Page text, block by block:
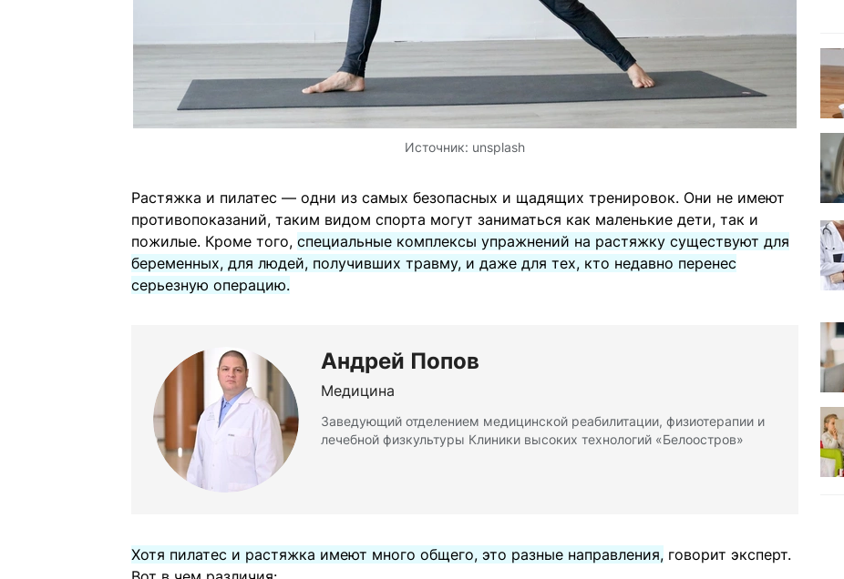
Источник: unsplash
Растяжка и пилатес — одни из самых безопасных и щадящих тренировок. Они не имеют
противопоказаний, таким видом спорта могут заниматься как маленькие дети, так и
пожилые. Кроме того, специальные комплексы упражнений на растяжку существуют для
беременных, для людей, получивших травму, и даже для тех, кто недавно перенес
серьезную операцию.
Андрей Попов
Медицина
Заведующий отделением медицинской реабилитации, физиотерапии и
лечебной физкультуры Клиники высоких технологий «Белоостров»
Хотя пилатес и растяжка имеют много общего, это разные направления, говорит эксперт.